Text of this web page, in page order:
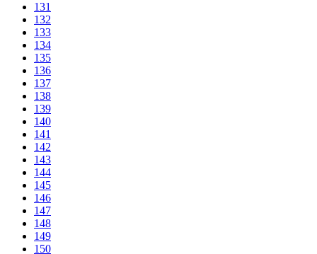
131
132
133
134
135
136
137
138
139
140
141
142
143
144
145
146
147
148
149
150